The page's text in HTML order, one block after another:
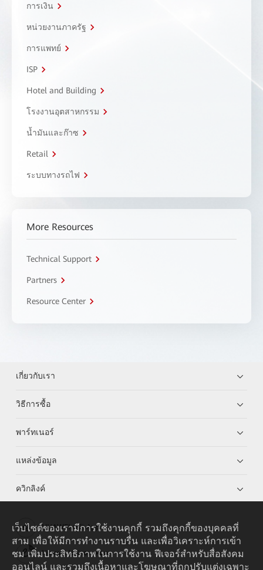
การเงิน
หน่วยงานภาครัฐ
การแพทย์
ISP
Hotel and Building
โรงงานอุตสาหกรรม
น้ำมันและก๊าซ
Retail
ระบบทางรถไฟ
More Resources
Technical Support
Partners
Resource Center
เกี่ยวกับเรา
วิธีการซื้อ
พาร์ทเนอร์
แหล่งข้อมูล
ควิกลิงค์
HUAWEI eKit App
Huawei HiKnow App
เว็บไซต์ของเรามีการใช้งานคุกกี้ รวมถึงคุกกี้ของบุคคลที่
สาม เพื่อให้มีการทำงานราบรื่น และเพื่อวิเคราะห์การเข้า
ชม เพิ่มประสิทธิภาพในการใช้งาน ฟีเจอร์สำหรับสื่อสังคม
ออนไลน์ และรวมถึงเนื้อหาและโฆษณาที่ถูกปรับแต่งเฉพาะ